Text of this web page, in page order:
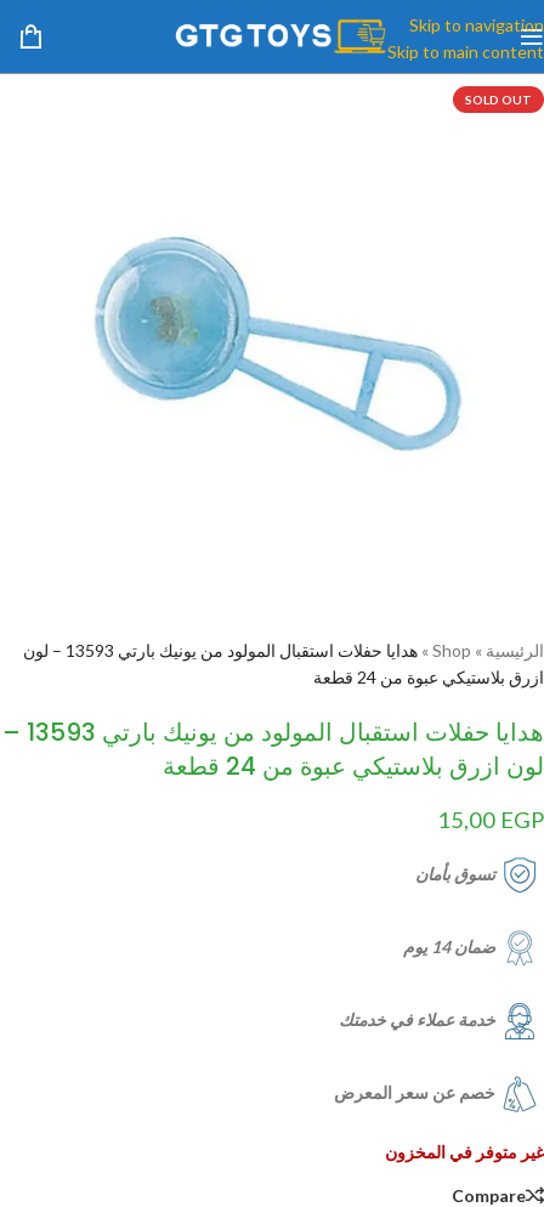
Skip to navigation
Skip to main content
SOLD OUT
الرئيسية »
Shop
»
هدايا حفلات استقبال المولود من يونيك بارتي 13593 – لون
ازرق بلاستيكي عبوة من 24 قطعة
هدايا حفلات استقبال المولود من يونيك بارتي 13593 –
لون ازرق بلاستيكي عبوة من 24 قطعة
15,00 EGP
تسوق بأمان
ضمان 14 يوم
خدمة عملاء في خدمتك
خصم عن سعر المعرض
غير متوفر في المخزون
Compare